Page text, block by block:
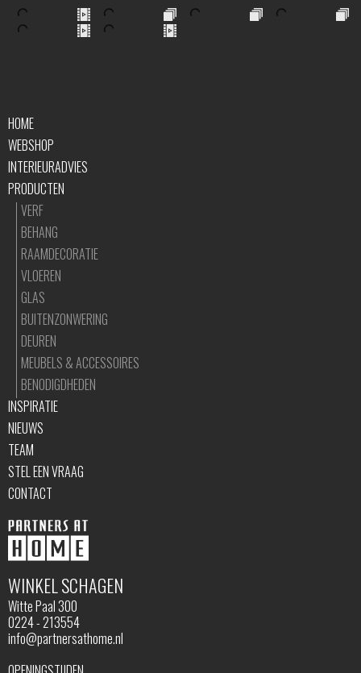
WINKEL SCHAGEN
Witte Paal 300
0224 - 213554
info@partnersathome.nl
HOME
WEBSHOP
INTERIEURADVIES
PRODUCTEN
VERF
BEHANG
RAAMDECORATIE
VLOEREN
GLAS
BUITENZONWERING
DEUREN
MEUBELS & ACCESSOIRES
BENODIGDHEDEN
INSPIRATIE
NIEUWS
TEAM
STEL EEN VRAAG
CONTACT